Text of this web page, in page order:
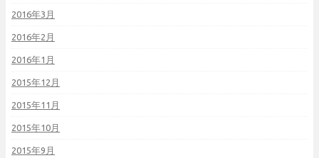
2016年3月
2016年2月
2016年1月
2015年12月
2015年11月
2015年10月
2015年9月